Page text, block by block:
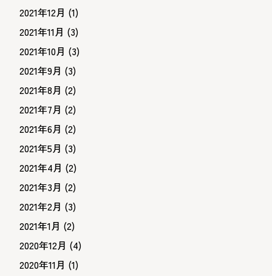
2021年12月 (1)
2021年11月 (3)
2021年10月 (3)
2021年9月 (3)
2021年8月 (2)
2021年7月 (2)
2021年6月 (2)
2021年5月 (3)
2021年4月 (2)
2021年3月 (2)
2021年2月 (3)
2021年1月 (2)
2020年12月 (4)
2020年11月 (1)